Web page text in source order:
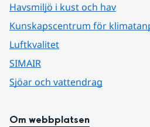
Havsmiljö i kust och hav
Kunskapscentrum för
Luftkvalitet
SIMAIR
Sjöar och vattendrag
Om webbplatsen